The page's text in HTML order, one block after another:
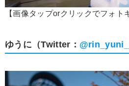
【画像タップorクリックでフォト
ゆうに（Twitter：